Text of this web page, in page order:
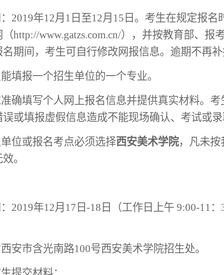
2019年12月1日至12月15日。考生在规定报
http://www.gatzs.com.cn/）
，并按教育部、报
期间，考生可自行修改网报信息。逾期不再补
填报一个招生单位的一个专业。
确填写个人网上报名信息并提供真实材料。
或填报虚假信息造成不能现场确认、考试或录
位或报名考点必须选择西安美术学院，凡未按
。
2019年12月17日-18日（工作日上午 9:00-11
安市含光南路100号西安美术学院招生处。